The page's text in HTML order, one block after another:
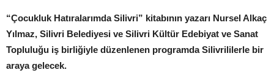
“Çocukluk Hatıralarımda Silivri” kitabının yazarı Nursel Alkaç
Yılmaz, Silivri Belediyesi ve Silivri Kültür Edebiyat ve Sanat
Topluluğu iş birliğiyle düzenlenen programda Silivrililerle bir
araya gelecek.